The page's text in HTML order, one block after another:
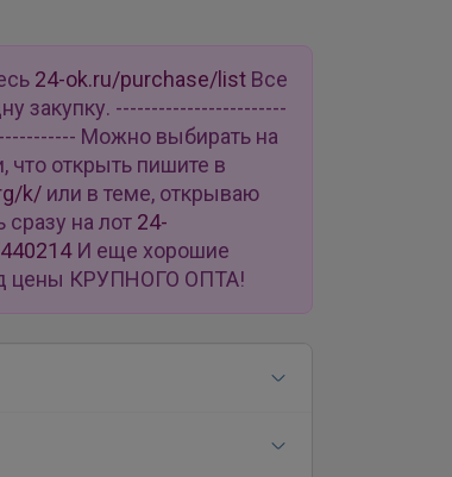
24-ok.ru/purchase/list Все
закупку. ------------------------
Можно выбирать на
что открыть пишите в
k/ или в теме, открываю
сразу на лот 24-
И еще хорошие
цены КРУПНОГО ОПТА!